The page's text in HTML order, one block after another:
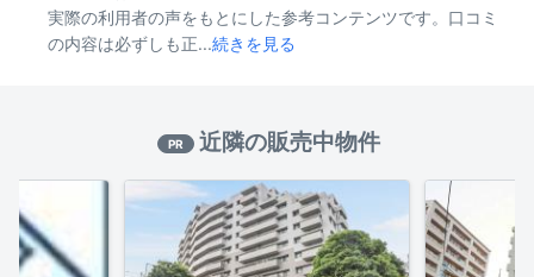
実際の利用者の声をもとにした参考コンテンツです。口コミ
の内容は必ずしも正...続きを見る
PR 近隣の販売中物件